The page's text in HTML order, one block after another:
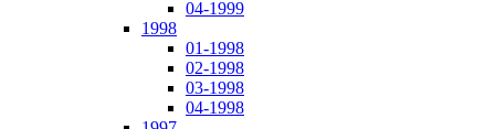
04-1999
1998
01-1998
02-1998
03-1998
04-1998